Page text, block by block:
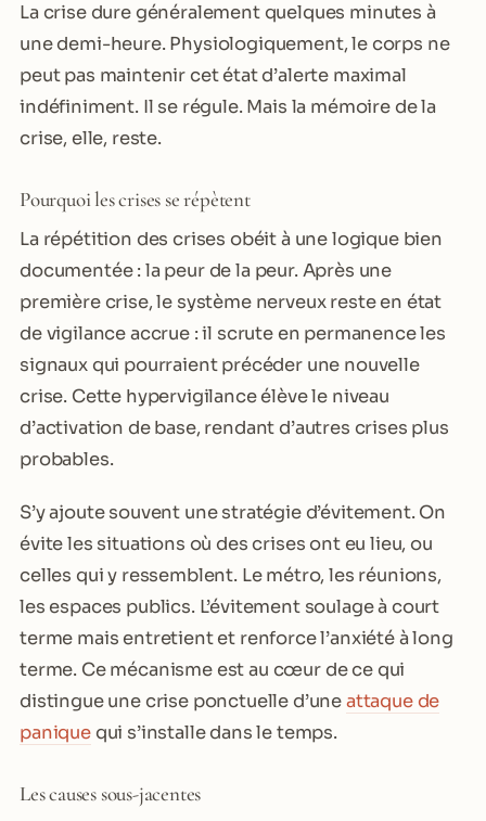
La crise dure généralement quelques minutes à
une demi-heure. Physiologiquement, le corps ne
peut pas maintenir cet état d’alerte maximal
indéfiniment. Il se régule. Mais la mémoire de la
crise, elle, reste.
Pourquoi les crises se répètent
La répétition des crises obéit à une logique bien
documentée : la peur de la peur. Après une
première crise, le système nerveux reste en état
de vigilance accrue : il scrute en permanence les
signaux qui pourraient précéder une nouvelle
crise. Cette hypervigilance élève le niveau
d’activation de base, rendant d’autres crises plus
probables.
S’y ajoute souvent une stratégie d’évitement. On
évite les situations où des crises ont eu lieu, ou
celles qui y ressemblent. Le métro, les réunions,
les espaces publics. L’évitement soulage à court
terme mais entretient et renforce l’anxiété à long
terme. Ce mécanisme est au cœur de ce qui
distingue une crise ponctuelle d’uneattaque de
paniquequi s’installe dans le temps.
Les causes sous-jacentes